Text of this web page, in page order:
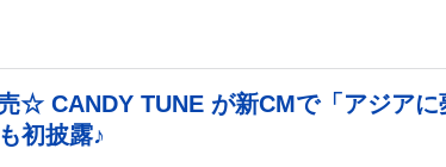
☆ CANDY TUNE が新CMで「アジアに
初披露♪